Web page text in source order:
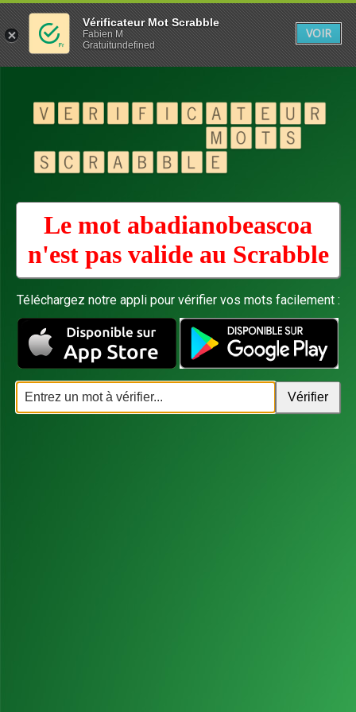
Le mot abadianobeascoa
n'est pas valide au Scrabble
Téléchargez notre appli pour vérifier vos mots facilement :
Vérificateur Mot Scrabble
Fabien M
Gratuitundefined
VOIR